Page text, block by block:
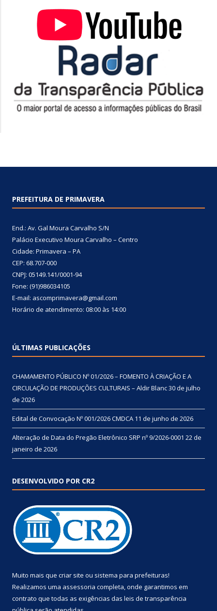
PREFEITURA DE PRIMAVERA
End.: Av. Gal Moura Carvalho S/N
Palácio Executivo Moura Carvalho – Centro
Cidade: Primavera – PA
CEP: 68.707-000
CNPJ: 05149.141/0001-94
Fone: (91)986034105
E-mail: ascomprimavera@gmail.com
Horário de atendimento: 08:00 às 14:00
ÚLTIMAS PUBLICAÇÕES
CHAMAMENTO PÚBLICO Nº 01/2026 – FOMENTO À CRIAÇÃO E A
CIRCULAÇÃO DE PRODUÇÕES CULTURAIS – Aldir Blanc30 de julho
de 2026
Edital de Convocação Nº 001/2026 CMDCA 11 de junho de 2026
Alteração de Data do Pregão Eletrônico SRP nº 9/2026-0001 22 de
janeiro de 2026
DESENVOLVIDO POR CR2
Muito mais que criar site ou sistema para prefeituras!
Realizamos uma assessoria completa, onde garantimos em
contrato que todas as exigências das leis de transparência